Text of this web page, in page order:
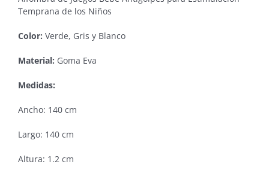
Temprana de los Niños
Color: Verde, Gris y Blanco
Material: Goma Eva
Medidas:
Ancho: 140 cm
Largo: 140 cm
Altura: 1.2 cm